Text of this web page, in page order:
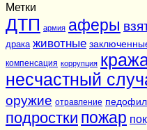
Метки
ДТП армия аферы
драка животные
компенсация коррупция
несчастный
оружие отравление
подростки пожар